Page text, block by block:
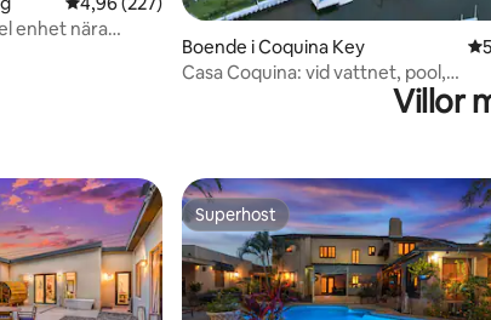
enhet nära
Boende i Coquina Key 5
Casa Coquina: vid vattnet, pool,
Villor
Superhost
Superhost